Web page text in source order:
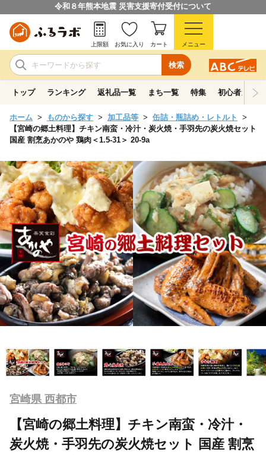
令和８年熊本地震 災害支援寄付受付について
検索
上限額 お気に入り カート メニュー
トップ ランキング 返礼品一覧 まち一覧 特集 初心者ガイド
ホーム ものから探す 加工品等
缶詰・瓶詰め・レトルト
【宮崎の郷土料理】チキン南蛮・冷汁・炭火焼・手羽先の炭火焼セット
国産 割烹あかのや 鶏肉＜1.5-31＞ 20-9a
宮崎県 西都市
【宮崎の郷土料理】チキン南蛮・冷汁・
炭火焼・手羽先の炭火焼セット 国産 割烹